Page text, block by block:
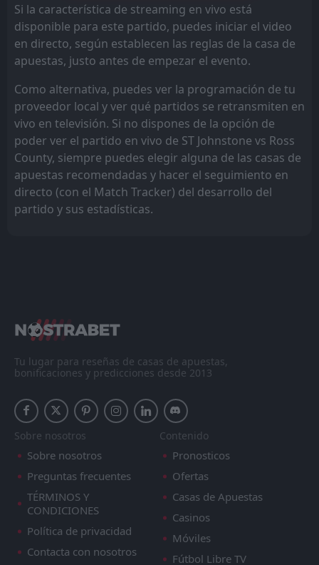
Si la característica de streaming en vivo está
disponible para este partido, puedes iniciar el video
en directo, según establecen las reglas de la casa de
apuestas, justo antes de empezar el evento.
Como alternativa, puedes ver la programación de tu
proveedor local y ver qué partidos se retransmiten en
vivo en televisión. Si no dispones de la opción de
poder ver el partido en vivo de ST Johnstone vs Ross
County, siempre puedes elegir alguna de las casas de
apuestas recomendadas y hacer el seguimiento en
directo (con el Match Tracker) del desarrollo del
partido y sus estadísticas.
Tu lugar para reseñas de casas de apuestas,
bonificaciones y predicciones desde 2013
Sobre nosotros
Sobre nosotros
Preguntas frecuentes
TÉRMINOS Y
CONDICIONES
Política de privacidad
Contacta con nosotros
Contenido
Pronosticos
Ofertas
Casas de Apuestas
Casinos
Móviles
Fútbol Libre TV